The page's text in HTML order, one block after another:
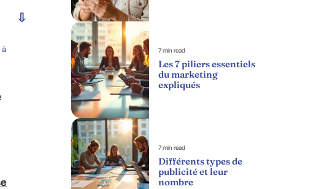
à
7 min read
Les 7 piliers essentiels
du marketing
expliqués
7 min read
Différents types de
publicité et leur
nombre